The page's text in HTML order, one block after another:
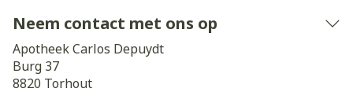
Neem contact met ons op
Apotheek Carlos Depuydt
Burg 37
8820 Torhout